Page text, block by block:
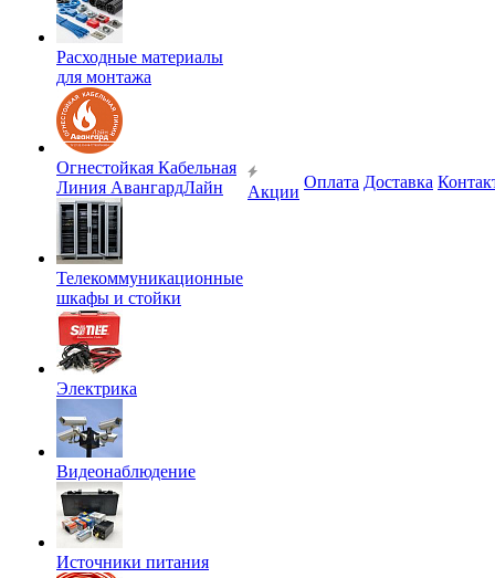
Расходные материалы
для монтажа
Огнестойкая Кабельная
Линия АвангардЛайн
Телекоммуникационные
шкафы и стойки
Электрика
Видеонаблюдение
Источники питания
Акции
Оплата Доставка